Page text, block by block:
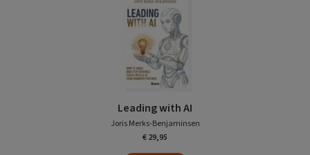
Leading with AI
Joris Merks-Benjaminsen
€ 29,95